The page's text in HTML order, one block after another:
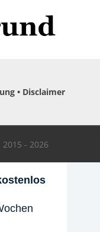
Disclaimer
- 2026